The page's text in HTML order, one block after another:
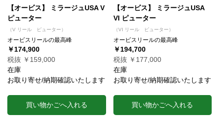
【オービス】 ミラージュUSA V
ピューター
（V リール ピューター）
オービスリールの最高峰
￥174,900
税抜 ￥159,000
在庫
お取り寄せ/納期確認いたします
買い物かごへ入れる
【オービス】 ミラージュUSA
VI ピューター
（VI リール ピューター）
オービスリールの最高峰
￥194,700
税抜 ￥177,000
在庫
お取り寄せ/納期確認いたします
買い物かごへ入れる